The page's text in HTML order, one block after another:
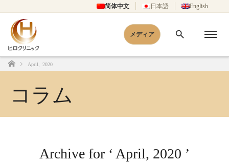
简体中文 日本語 English
メディア
Home
April, 2020
コラム
Archive for ‘ April, 2020 ’